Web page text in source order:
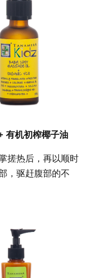
有机初榨椰子油
搓热后，再以顺时
，驱赶腹部的不